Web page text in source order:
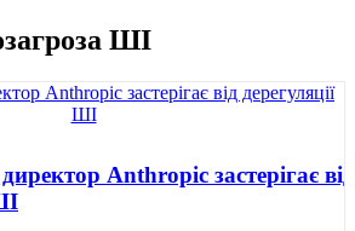
ШІ
Anthropic застерігає від